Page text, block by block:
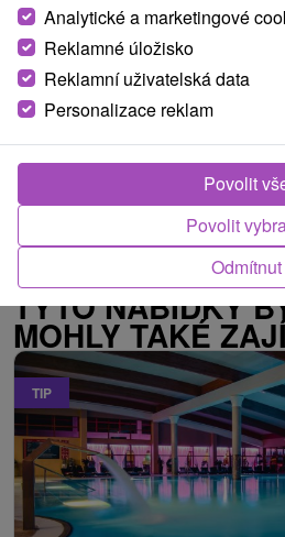
príležitostí ako si užiť radosť z
vzduch, upravené trate a
v našich ski centrách čakajú
na aktuálnu...
TYTO NABÍDKY
MOHLY TAKÉ
TIP
Analytické a marketingové
Reklamné úložisko
Reklamní uživatelská data
Personalizace reklam
Odmítnut
Povolit
Povolit